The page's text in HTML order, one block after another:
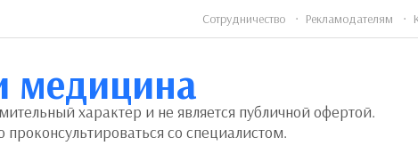
Сотрудничество Рекламодателям
медицина
характер и не является публичной офертой.
со специалистом.